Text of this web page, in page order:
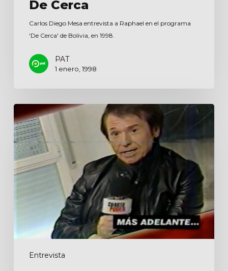
De Cerca
Carlos Diego Mesa entrevista a Raphael en el programa
'De Cerca' de Bolivia, en 1998.
PAT
1 enero, 1998
Entrevista
Cuarto
poder